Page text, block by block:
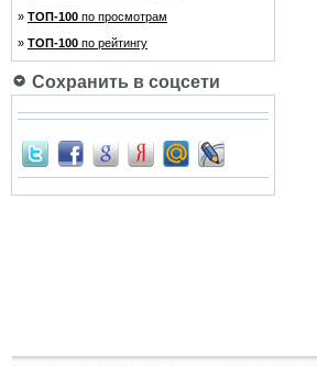
» ТОП-100 по просмотрам
» ТОП-100 по рейтингу
Сохранить в соцсети